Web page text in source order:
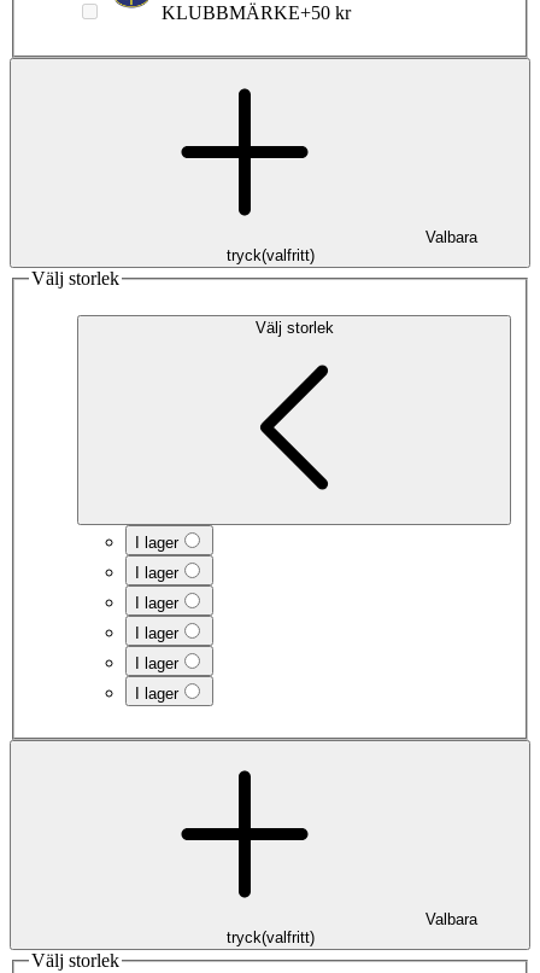
KLUBBMÄRKE+50 kr
Valbara
tryck(valfritt)
Välj storlek
Välj storlek
I lager
I lager
I lager
I lager
I lager
I lager
Valbara
tryck(valfritt)
Välj storlek